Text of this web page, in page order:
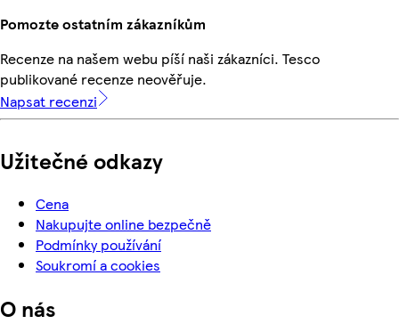
Pomozte ostatním zákazníkům
Recenze na našem webu píší naši zákazníci. Tesco
publikované recenze neověřuje.
Napsat recenzi
Užitečné odkazy
Cena
Nakupujte online bezpečně
Podmínky používání
Soukromí a cookies
O nás